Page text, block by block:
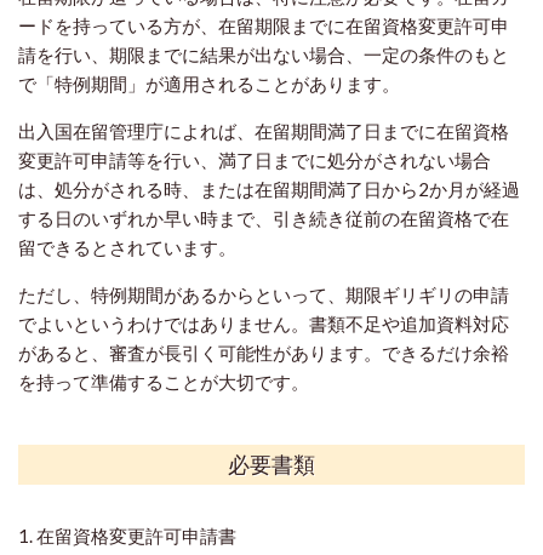
ードを持っている方が、在留期限までに在留資格変更許可申
請を行い、期限までに結果が出ない場合、一定の条件のもと
で「特例期間」が適用されることがあります。
出入国在留管理庁によれば、在留期間満了日までに在留資格
変更許可申請等を行い、満了日までに処分がされない場合
は、処分がされる時、または在留期間満了日から2か月が経過
する日のいずれか早い時まで、引き続き従前の在留資格で在
留できるとされています。
ただし、特例期間があるからといって、期限ギリギリの申請
でよいというわけではありません。書類不足や追加資料対応
があると、審査が長引く可能性があります。できるだけ余裕
を持って準備することが大切です。
必要書類
1. 在留資格変更許可申請書